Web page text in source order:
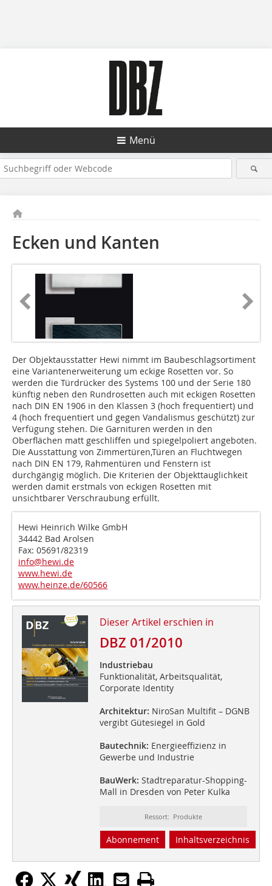
Menü
Ecken und Kanten
Der Objektausstatter Hewi nimmt im Baubeschlagsortiment
eine Variantenerweiterung um eckige Rosetten vor. So
werden die Türdrücker des Systems 100 und der Serie 180
künftig neben den Rundrosetten auch mit eckigen Rosetten
nach DIN EN 1906 in den Klassen 3 (hoch frequentiert) und
4 (hoch frequentiert und gegen Vandalismus geschützt) zur
Verfügung stehen. Die Garnituren werden in den
Oberflächen matt geschliffen und spiegelpoliert angeboten.
Die Ausstattung von Zimmertüren,Türen an Fluchtwegen
nach DIN EN 179, Rahmentüren und Fenstern ist
durchgängig möglich. Die Kriterien der Objekttauglichkeit
werden damit erstmals von eckigen Rosetten mit
unsichtbarer Verschraubung erfüllt.
Hewi Heinrich Wilke GmbH
34442 Bad Arolsen
Fax: 05691/82319
info@hewi.de
www.hewi.de
www.heinze.de/60566
Dieser Artikel erschien in
DBZ 01/2010
Industriebau
Funktionalität, Arbeitsqualität,
Corporate Identity
Architektur: NiroSan Multifit – DGNB
vergibt Gütesiegel in Gold
Bautechnik: Energieeffizienz in
Gewerbe und Industrie
BauWerk: Stadtreparatur-Shopping-
Mall in Dresden von Peter Kulka
Ressort: Produkte
Abonnement Inhaltsverzeichnis